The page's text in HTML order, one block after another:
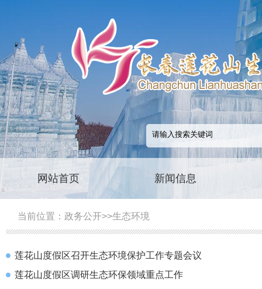
网站首页 新闻信息
当前位置： 政务公开>>生态环境
莲花山度假区召开生态环境保护工作专题会议
莲花山度假区调研生态环保领域重点工作